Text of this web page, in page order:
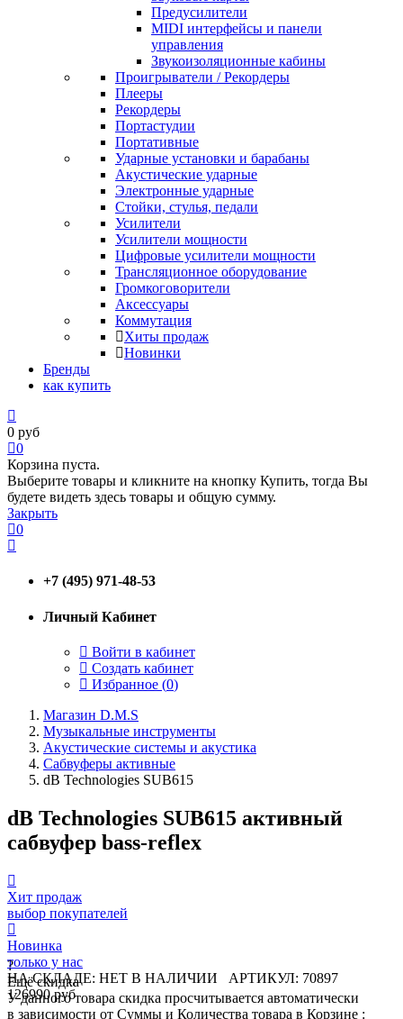
Предусилители
MIDI интерфейсы и панели
управления
Звукоизоляционные кабины
Проигрыватели / Рекордеры
Плееры
Рекордеры
Портастудии
Портативные
Ударные установки и барабаны
Акустические ударные
Электронные ударные
Стойки, стулья, педали
Усилители
Усилители мощности
Цифровые усилители мощности
Трансляционное оборудование
Громкоговорители
Аксессуары
Коммутация
Хиты продаж
Новинки
Бренды
как купить
0 руб
0
Корзина пуста.
Выберите товары и кликните на кнопку Купить, тогда Вы
будете видеть здесь товары и общую сумму.
Закрыть
0
+7 (495) 971-48-53
Личный Кабинет
Войти в кабинет
Создать кабинет
Избранное (0)
Магазин D.M.S
Музыкальные инструменты
Акустические системы и акустика
Сабвуферы активные
dB Technologies SUB615
dB Technologies SUB615 активный
сабвуфер bass-reflex
Хит продаж
выбор покупателей
Новинка
только у нас
НА СКЛАДЕ: НЕТ В НАЛИЧИИ АРТИКУЛ: 70897
126990 руб
?
Ещё скидка
У данного товара скидка просчитывается автоматически
в зависимости от Суммы и Количества товара в Корзине :